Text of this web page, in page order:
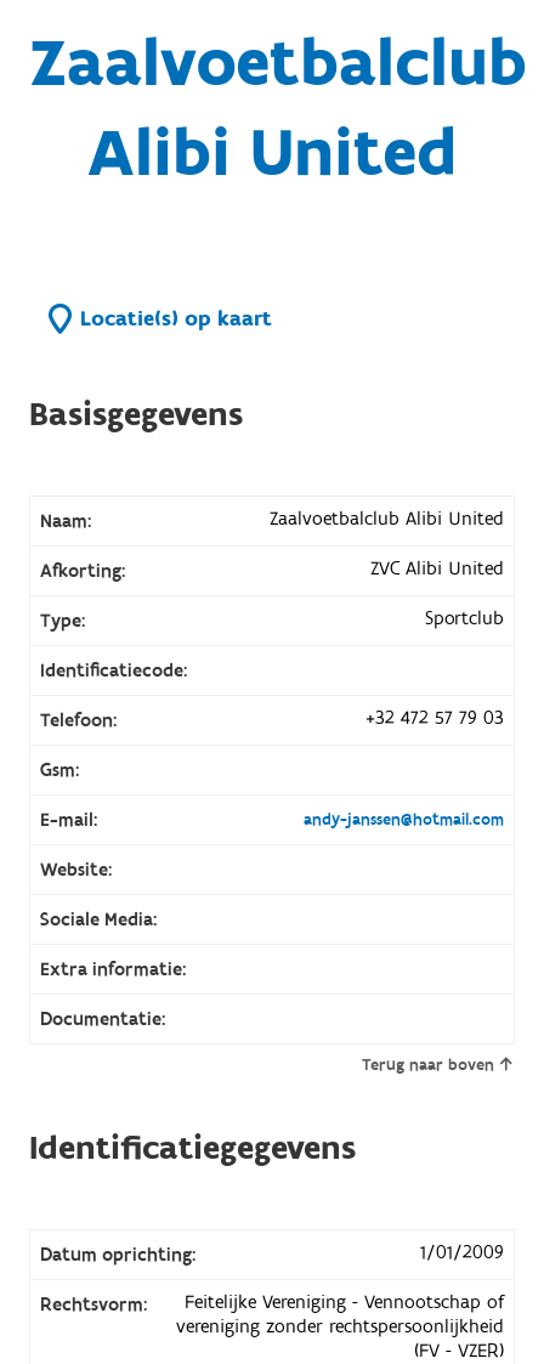
Zaalvoetbalclub
Alibi United
Locatie(s) op kaart
Basisgegevens
Naam: Zaalvoetbalclub Alibi United
Afkorting: ZVC Alibi United
Type: Sportclub
Identificatiecode:
Telefoon: +32 472 57 79 03
Gsm:
E-mail: andy-janssen@hotmail.com
Website:
Sociale Media:
Extra informatie:
Documentatie:
Terug naar boven
Identificatiegegevens
Datum oprichting: 1/01/2009
Rechtsvorm:
Feitelijke Vereniging - Vennootschap of
vereniging zonder rechtspersoonlijkheid
(FV - VZER)